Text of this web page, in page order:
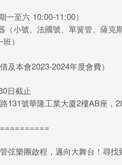
一至六 10:00-11:00）
（小號、法國號、單簧管、薩克
）
及本會2023-2024年度會費）
日截止
131號華隆工業大廈2樓AB座，
弦樂團啟程，邁向大舞台！尋